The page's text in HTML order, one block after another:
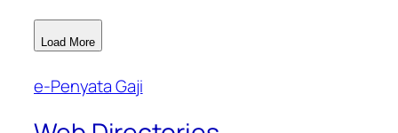
Load More
e-Penyata Gaji